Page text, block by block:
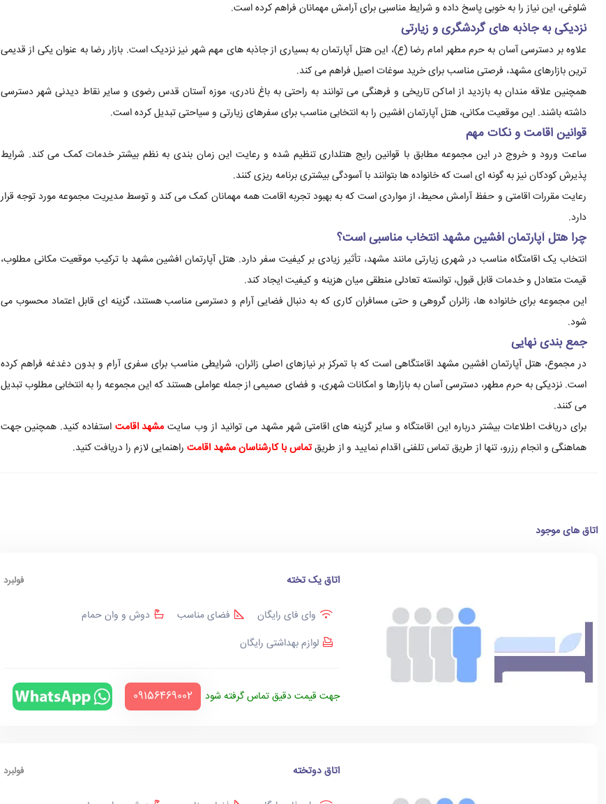
شلوغی، این نیاز را به خوبی پاسخ داده و شرایط مناسبی برای آرامش مهمانان فراهم کرده است.
نزدیکی به جاذبه های گردشگری و زیارتی
علاوه بر دسترسی آسان به حرم مطهر امام رضا (ع)، این هتل آپارتمان به بسیاری از جاذبه های مهم شهر نیز نزدیک است. بازار رضا به عنوان یکی از قدیمی
ترین بازارهای مشهد، فرصتی مناسب برای خرید سوغات اصیل فراهم می کند.
همچنین علاقه مندان به بازدید از اماکن تاریخی و فرهنگی می توانند به راحتی به باغ نادری، موزه آستان قدس رضوی و سایر نقاط دیدنی شهر دسترسی
داشته باشند. این موقعیت مکانی، هتل آپارتمان افشین را به انتخابی مناسب برای سفرهای زیارتی و سیاحتی تبدیل کرده است.
قوانین اقامت و نکات مهم
ساعت ورود و خروج در این مجموعه مطابق با قوانین رایج هتلداری تنظیم شده و رعایت این زمان بندی به نظم بیشتر خدمات کمک می کند. شرایط
پذیرش کودکان نیز به گونه ای است که خانواده ها بتوانند با آسودگی بیشتری برنامه ریزی کنند.
رعایت مقررات اقامتی و حفظ آرامش محیط، از مواردی است که به بهبود تجربه اقامت همه مهمانان کمک می کند و توسط مدیریت مجموعه مورد توجه قرار
دارد.
چرا هتل آپارتمان افشین مشهد انتخاب مناسبی است؟
انتخاب یک اقامتگاه مناسب در شهری زیارتی مانند مشهد، تأثیر زیادی بر کیفیت سفر دارد. هتل آپارتمان افشین مشهد با ترکیب موقعیت مکانی مطلوب،
قیمت متعادل و خدمات قابل قبول، توانسته تعادلی منطقی میان هزینه و کیفیت ایجاد کند.
این مجموعه برای خانواده ها، زائران گروهی و حتی مسافران کاری که به دنبال فضایی آرام و دسترسی مناسب هستند، گزینه ای قابل اعتماد محسوب می
شود.
جمع بندی نهایی
در مجموع، هتل آپارتمان افشین مشهد اقامتگاهی است که با تمرکز بر نیازهای اصلی زائران، شرایطی مناسب برای سفری آرام و بدون دغدغه فراهم کرده
است. نزدیکی به حرم مطهر، دسترسی آسان به بازارها و امکانات شهری، و فضای صمیمی از جمله عواملی هستند که این مجموعه را به انتخابی مطلوب تبدیل
می کنند.
برای دریافت اطلاعات بیشتر درباره این اقامتگاه و سایر گزینه های اقامتی شهر مشهد می توانید از وب سایت مشهد اقامتاستفاده کنید. همچنین جهت
هماهنگی و انجام رزرو، تنها از طریق تماس تلفنی اقدام نمایید و از طریقتماس با کارشناسان مشهد اقامت راهنمایی لازم را دریافت کنید.
اتاق های موجود
اتاق یک تخته فولبرد
وای فای رایگان فضای مناسب
دوش و وان حمام
لوازم بهداشتی رایگان
جهت قیمت دقیق تماس گرفته شود ‪09156469002‬
اتاق دوتخته فولبرد